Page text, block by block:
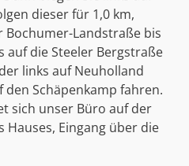
dieser für 1,0 km,
Landstraße bis
auf die Steeler Bergstraße
links auf Neuholland
Schäpenkamp fahren.
sich unser Büro auf der
Hauses, Eingang über die